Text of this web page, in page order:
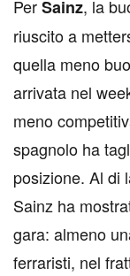
PerSainz, la
riuscito a
quella meno
arrivata nel
meno
spagnolo ha
posizione. Al di
Sainz ha
gara: almeno
ferraristi, nel